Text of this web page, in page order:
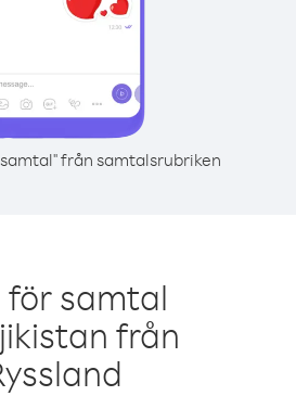
från samtalsrubriken
för samtal
från